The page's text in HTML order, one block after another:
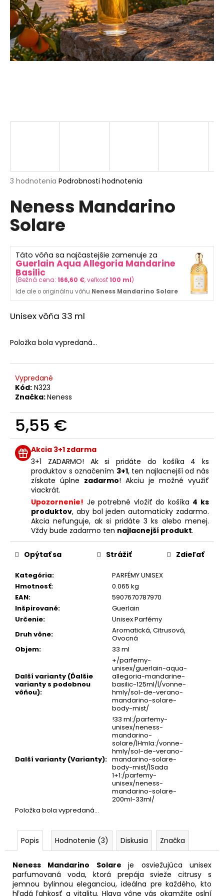
Priemerné
produktu
je
5,0
z
hviezdičiek.
3 hodnotenia Podrobnosti hodnotenia
Neness Mandarino
Solare
Táto vôňa sa najčastejšie zamenuje za
Guerlain Aqua Allegoria Mandarine
Basilic
(Bežná cena: 166,60 €, veľkosť100 ml)
Ide ale o originálnu vôňu Neness Mandarino Solare
Unisex vôňa 33 ml
Položka bola vypredaná…
Vypredané
Kód: N323
Značka:Neness
5,55 €
Jednotková
cena:Akcia 3+1 zdarma
3+1 ZADARMO! Ak si pridáte do košíka 4 ks
produktov s označením 3+1, ten najlacnejší od nás
získate úplne zadarmo! Akciu je možné využiť
viackrát.
Upozornenie! Je potrebné vložiť do košíka 4 ks
produktov, aby bol jeden automaticky zadarmo.
Akcia nefunguje, ak si pridáte 3 ks alebo menej.
Vždy bude zadarmo ten najlacnejší produkt.
Kategória:
PARFÉMY UNISEX
Hmotnosť:
0.065 kg
EAN:
5907670787970
Inšpirované:
Guerlain
Určenie:
Unisex Parfémy
Druh vône:
Aromatická, Citrusová,
Ovocná
Objem: 33 ml
Další varianty (Ďalšie
varianty s podobnou
vôňou):
+/parfemy-
unisex/guerlain-aqua-
allegoria-mandarine-
basilic-125ml/|/vonne-
hmly/sol-de-verano-
mandarino-solare-
body-mist/
Další varianty (Varianty):
!33 ml:/parfemy-
unisex/neness-
mandarino-
solare/|Hmla:/vonne-
hmly/sol-de-verano-
mandarino-solare-
body-mist/|Sada
1+1:/parfemy-
unisex/neness-
mandarino-solare-
200ml-33ml/
Položka bola vypredaná…
Opýtať sa Strážiť Zdieľať
Popis Hodnotenie (3) Diskusia Značka
Neness Mandarino Solareje osviežujúca unisex
parfumovaná voda, ktorá prepája svieže citrusy s
jemnou bylinnou eleganciou, ideálna pre každého, kto
hľadá ľahkosť a vitalitu. Hlava vône vás okamžite oslní
á
j
s
ť
?
d
p
r
ú
č
m
SOL
DE
DRAGON
BLOOM
MIST
€